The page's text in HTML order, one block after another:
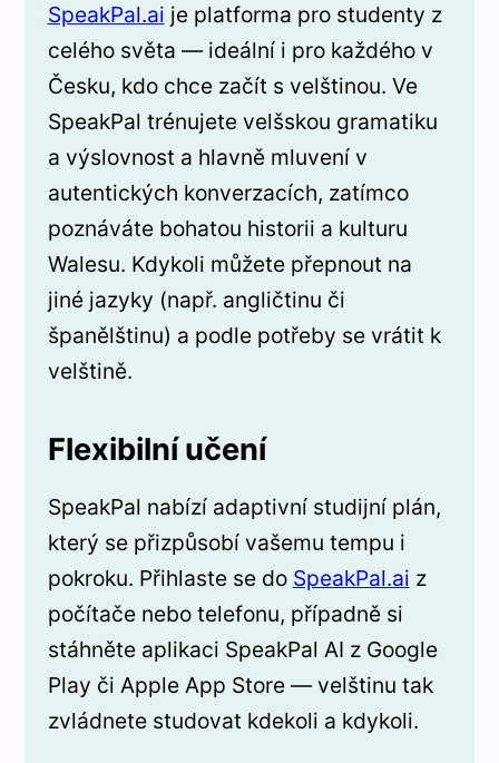
SpeakPal.ai je platforma pro studenty z
celého světa — ideální i pro každého v
Česku, kdo chce začít s velštinou. Ve
SpeakPal trénujete velšskou gramatiku
a výslovnost a hlavně mluvení v
autentických konverzacích, zatímco
poznáváte bohatou historii a kulturu
Walesu. Kdykoli můžete přepnout na
jiné jazyky (např. angličtinu či
španělštinu) a podle potřeby se vrátit k
velštině.
Flexibilní učení
SpeakPal nabízí adaptivní studijní plán,
který se přizpůsobí vašemu tempu i
pokroku. Přihlaste se do SpeakPal.ai z
počítače nebo telefonu, případně si
stáhněte aplikaci SpeakPal AI z Google
Play či Apple App Store — velštinu tak
zvládnete studovat kdekoli a kdykoli.